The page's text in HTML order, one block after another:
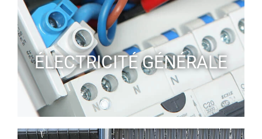
ÉLECTRICITÉ GÉNÉRALE